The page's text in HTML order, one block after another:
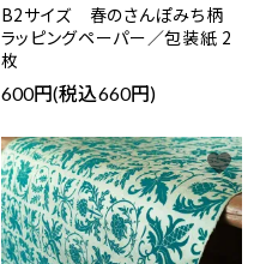
B2サイズ 春のさんぽみち柄
ラッピングペーパー／包装紙 2
枚
600円(税込660円)
favorite